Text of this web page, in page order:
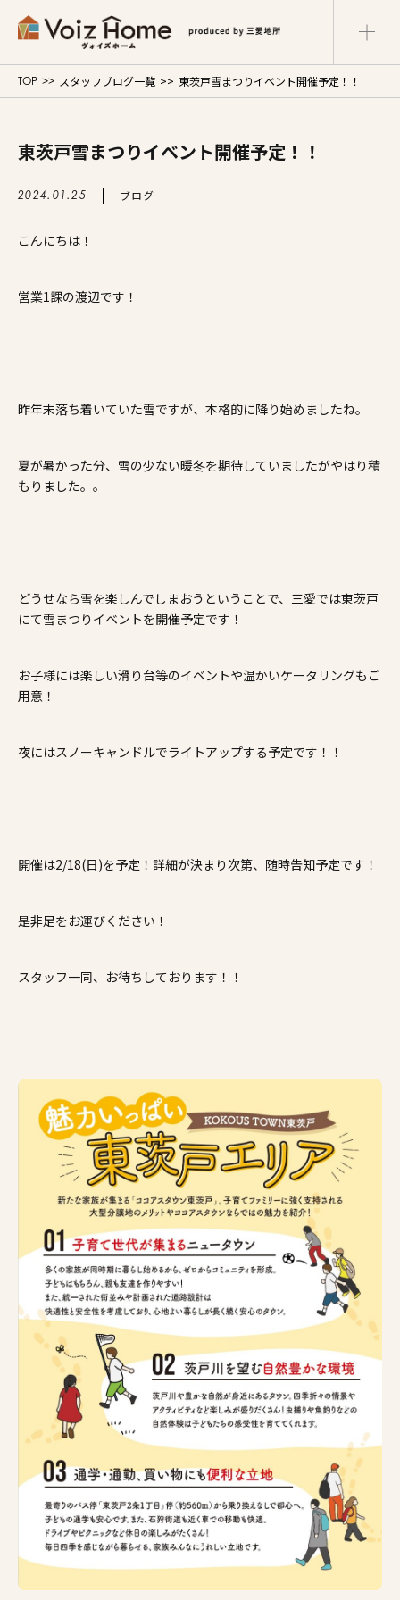
コーポレートサイト リフォームサイト
マンションサイト
Voiz Homeの家づくり
商品ラインナップ
施工事例
家づくりコラム
TOP スタッフブログ一覧 東茨戸雪まつりイベント開催予定！！
東茨戸雪まつりイベント開催予定！！
2024.01.25 ブログ
こんにちは！
営業1課の渡辺です！
昨年末落ち着いていた雪ですが、本格的に降り始めましたね。
夏が暑かった分、雪の少ない暖冬を期待していましたがやはり積
もりました。。
どうせなら雪を楽しんでしまおうということで、三愛では東茨戸
にて雪まつりイベントを開催予定です！
お子様には楽しい滑り台等のイベントや温かいケータリングもご
用意！
夜にはスノーキャンドルでライトアップする予定です！！
開催は2/18(日)を予定！詳細が決まり次第、随時告知予定です！
是非足をお運びください！
スタッフ一同、お待ちしております！！